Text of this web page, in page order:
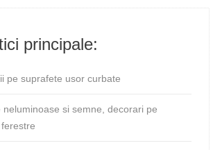
principale:
pe suprafete usor curbate
neluminoase si semne, decorari pe